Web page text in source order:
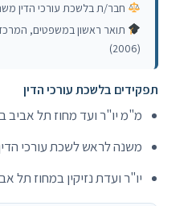
חבר/ת בלשכת עורכי הדין
תואר ראשון במשפטים,
(2006)
תפקידים בלשכת עורכי הדין
מ"מ יו"ר ועד מחוז תל אביב
משנה לראש לשכת עורכי
יו"ר ועדת נזיקין במחוז תל